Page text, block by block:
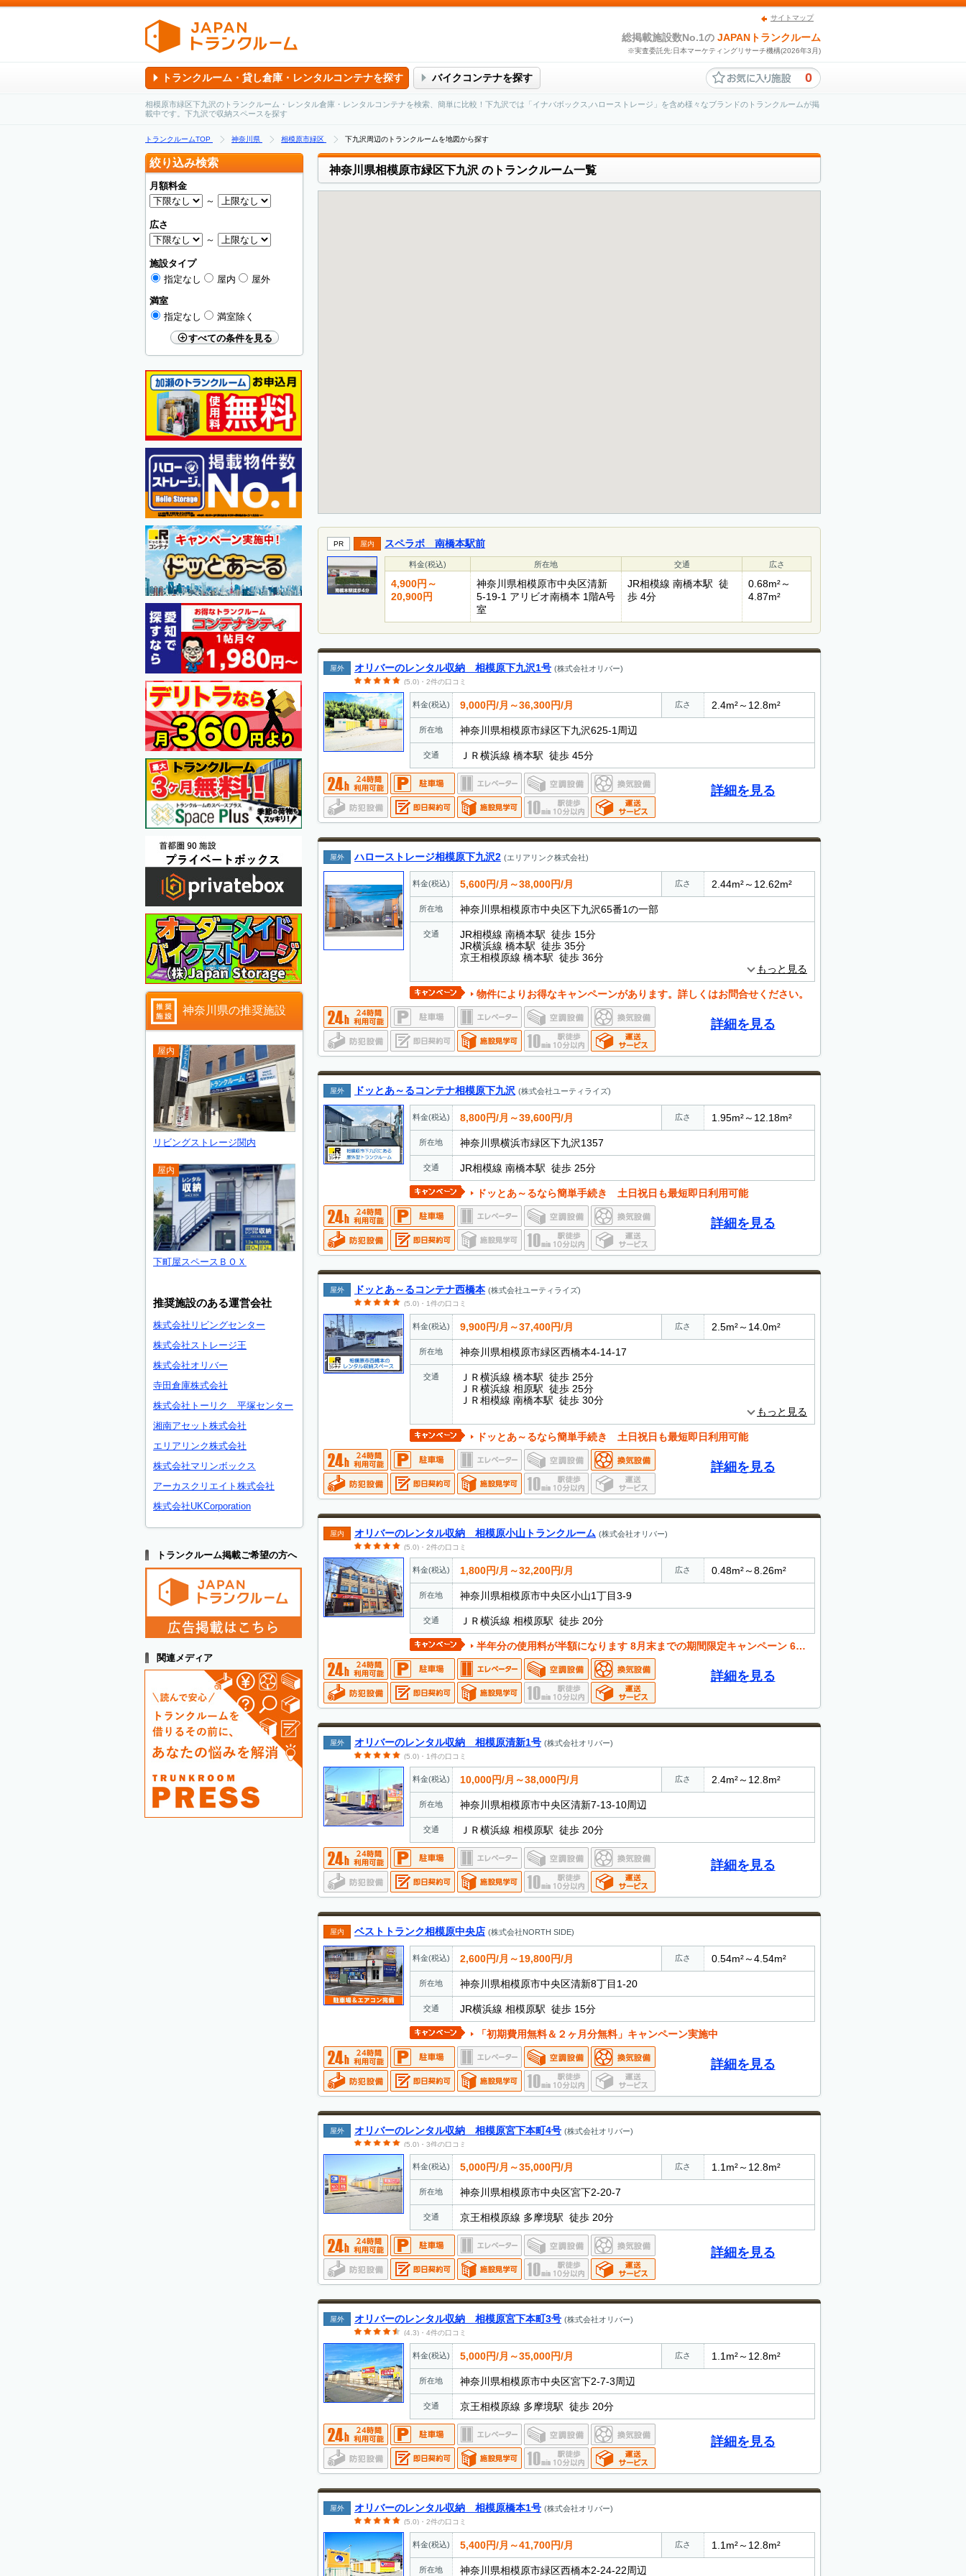
サイトマップ
総掲載施設数No.1の JAPANトランクルーム
※実査委託先:日本マーケティングリサーチ機構(2026年3月)
トランクルーム・貸し倉庫・レンタルコンテナを探す バイクコンテナを探す 0
相模原市緑区下九沢のトランクルーム・レンタル倉庫・レンタルコンテナを検索、簡単に比較！下九沢では「イナバボックス,ハローストレージ」を含め様々なブランドのトランクルームが掲
載中です。下九沢で収納スペースを探す
トランクルームTOP 神奈川県 相模原市緑区 下九沢周辺のトランクルームを地図から探す
神奈川県相模原市緑区下九沢 のトランクルーム一覧
PR 屋内 スペラボ 南橋本駅前
料金(税込) 所在地 交通 広さ
4,900円～
20,900円
神奈川県相模原市中央区清新
5-19-1 アリビオ南橋本 1階A号
室
JR相模線 南橋本駅 徒
歩 4分
0.68m²～
4.87m²
屋外 オリバーのレンタル収納 相模原下九沢1号 (株式会社オリバー)
(5.0)・2件の口コミ
料金(税込) 9,000円/月～36,300円/月 広さ 2.4m²～12.8m²
所在地 神奈川県相模原市緑区下九沢625-1周辺
交通 ＪＲ横浜線 橋本駅 徒歩 45分
詳細を見る
屋外 ハローストレージ相模原下九沢2 (エリアリンク株式会社)
料金(税込) 5,600円/月～38,000円/月 広さ 2.44m²～12.62m²
所在地 神奈川県相模原市中央区下九沢65番1の一部
交通
JR相模線 南橋本駅 徒歩 15分
JR横浜線 橋本駅 徒歩 35分
京王相模原線 橋本駅 徒歩 36分
もっと見る
物件によりお得なキャンペーンがあります。詳しくはお問合せください。
詳細を見る
屋外 ドッとあ～るコンテナ相模原下九沢 (株式会社ユーティライズ)
料金(税込) 8,800円/月～39,600円/月 広さ 1.95m²～12.18m²
所在地 神奈川県横浜市緑区下九沢1357
交通 JR相模線 南橋本駅 徒歩 25分
ドッとあ～るなら簡単手続き 土日祝日も最短即日利用可能
詳細を見る
屋外 ドッとあ～るコンテナ西橋本 (株式会社ユーティライズ)
(5.0)・1件の口コミ
料金(税込) 9,900円/月～37,400円/月 広さ 2.5m²～14.0m²
所在地 神奈川県相模原市緑区西橋本4-14-17
交通
ＪＲ横浜線 橋本駅 徒歩 25分
ＪＲ横浜線 相原駅 徒歩 25分
ＪＲ相模線 南橋本駅 徒歩 30分
もっと見る
ドッとあ～るなら簡単手続き 土日祝日も最短即日利用可能
詳細を見る
屋内 オリバーのレンタル収納 相模原小山トランクルーム (株式会社オリバー)
(5.0)・2件の口コミ
料金(税込) 1,800円/月～32,200円/月 広さ 0.48m²～8.26m²
所在地 神奈川県相模原市中央区小山1丁目3-9
交通 ＪＲ横浜線 相模原駅 徒歩 20分
半年分の使用料が半額になります 8月末までの期間限定キャンペーン 6ヶ月以上の利用で月々の負担を大幅軽減
詳細を見る
屋外 オリバーのレンタル収納 相模原清新1号 (株式会社オリバー)
(5.0)・1件の口コミ
料金(税込) 10,000円/月～38,000円/月 広さ 2.4m²～12.8m²
所在地 神奈川県相模原市中央区清新7-13-10周辺
交通 ＪＲ横浜線 相模原駅 徒歩 20分
詳細を見る
屋内 ベストトランク相模原中央店 (株式会社NORTH SIDE)
料金(税込) 2,600円/月～19,800円/月 広さ 0.54m²～4.54m²
所在地 神奈川県相模原市中央区清新8丁目1-20
交通 JR横浜線 相模原駅 徒歩 15分
「初期費用無料＆２ヶ月分無料」キャンペーン実施中
詳細を見る
屋外 オリバーのレンタル収納 相模原宮下本町4号 (株式会社オリバー)
(5.0)・3件の口コミ
料金(税込) 5,000円/月～35,000円/月 広さ 1.1m²～12.8m²
所在地 神奈川県相模原市中央区宮下2-20-7
交通 京王相模原線 多摩境駅 徒歩 20分
詳細を見る
屋外 オリバーのレンタル収納 相模原宮下本町3号 (株式会社オリバー)
(4.3)・4件の口コミ
料金(税込) 5,000円/月～35,000円/月 広さ 1.1m²～12.8m²
所在地 神奈川県相模原市中央区宮下2-7-3周辺
交通 京王相模原線 多摩境駅 徒歩 20分
詳細を見る
屋外 オリバーのレンタル収納 相模原橋本1号 (株式会社オリバー)
(5.0)・2件の口コミ
料金(税込) 5,400円/月～41,700円/月 広さ 1.1m²～12.8m²
所在地 神奈川県相模原市緑区西橋本2-24-22周辺
絞り込み検索
月額料金
～
広さ
～
施設タイプ
指定なし
屋内
屋外
満室
指定なし
満室除く
すべての条件を見る
神奈川県の推奨施設
屋内
リビングストレージ関内
屋内
下町屋スペースＢＯＸ
推奨施設のある運営会社
株式会社リビングセンター
株式会社ストレージ王
株式会社オリバー
寺田倉庫株式会社
株式会社トーリク 平塚センター
湘南アセット株式会社
エリアリンク株式会社
株式会社マリンボックス
アーカスクリエイト株式会社
株式会社UKCorporation
トランクルーム掲載ご希望の方へ
関連メディア